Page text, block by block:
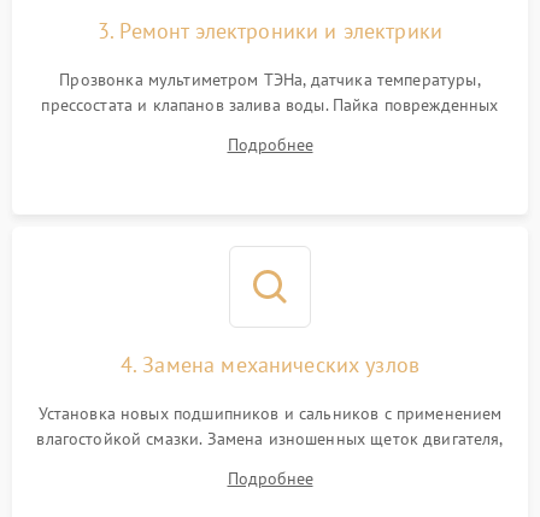
3. Ремонт электроники и электрики
Прозвонка мультиметром ТЭНа, датчика температуры,
прессостата и клапанов залива воды. Пайка поврежденных
Восстановление целостности проводки и контактов.
Подробнее
4. Замена механических узлов
Установка новых подшипников и сальников с применением
влагостойкой смазки. Замена изношенных щеток двигателя,
или поврежденной резиновой манжеты.
Подробнее